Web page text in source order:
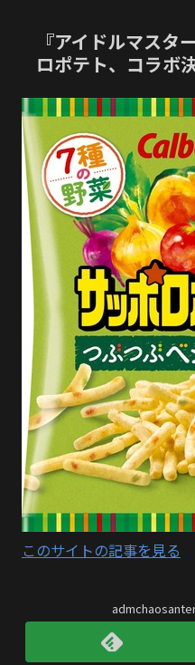
『アイドルマス
ロポテト、コラボ
このサイトの記事を見る